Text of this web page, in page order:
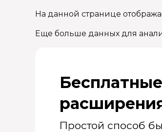
На данной странице
Еще больше данных для
Простой способ